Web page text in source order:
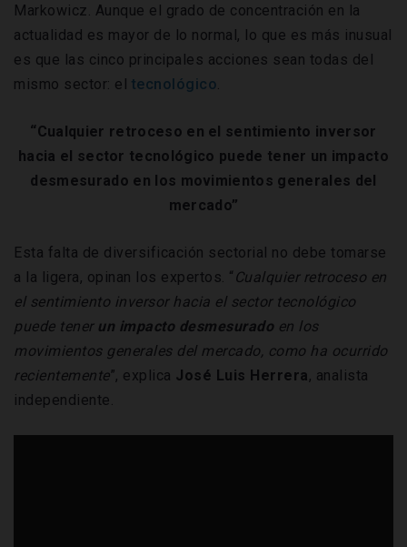
Markowicz. Aunque el grado de concentración en la
actualidad es mayor de lo normal, lo que es más inusual
es que las cinco principales acciones sean todas del
mismo sector: el tecnológico.
“Cualquier retroceso en el sentimiento inversor
hacia el sector tecnológico puede tener un impacto
desmesurado en los movimientos generales del
mercado”
Esta falta de diversificación sectorial no debe tomarse
a la ligera, opinan los expertos. “ Cualquier retroceso en
el sentimiento inversor hacia el sector tecnológico
puede tener un impacto desmesurado en los
movimientos generales del mercado, como ha ocurrido
recientemente”, explica José Luis Herrera, analista
independiente.